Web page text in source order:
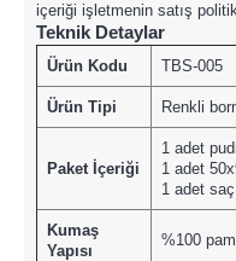
içeriği işletmenin satış
Teknik Detaylar
Ürün Kodu TBS-005
Ürün Tipi Renkli
Paket İçeriği
1 adet
1 adet
1 adet saç
Kumaş
Yapısı
%100